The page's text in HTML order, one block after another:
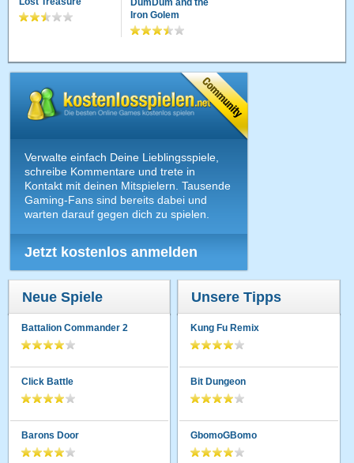
DumDum and the
Iron Golem
Verwalte einfach Deine Lieblingsspiele,
schreibe Kommentare und trete in
Kontakt mit deinen Mitspielern. Tausende
Gaming-Fans sind bereits dabei und
warten darauf gegen dich zu spielen.
Jetzt kostenlos anmelden
Neue Spiele
Battalion Commander 2
Click Battle
Barons Door
Unsere Tipps
Kung Fu Remix
Bit Dungeon
GbomoGBomo